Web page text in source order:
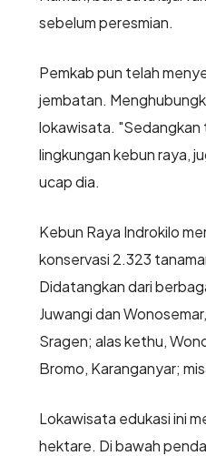
sebelum peresmian.
Pemkab pun telah
jembatan.
lokawisata.
lingkungan kebun raya,
ucap dia.
Kebun Raya Indrokilo
konservasi 2.323
Didatangkan dari
Juwangi dan
Sragen; alas kethu,
Bromo, Karanganyar;
Lokawisata edukasi ini
hektare. Di bawah